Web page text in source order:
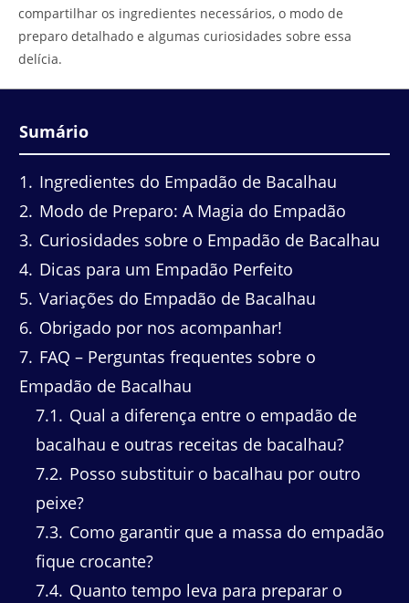
compartilhar os ingredientes necessários, o modo de
preparo detalhado e algumas curiosidades sobre essa
delícia.
Sumário
1
Ingredientes do Empadão de Bacalhau
2 Modo de Preparo: A Magia do Empadão
3 Curiosidades sobre o Empadão de Bacalhau
4 Dicas para um Empadão Perfeito
5 Variações do Empadão de Bacalhau
6 Obrigado por nos acompanhar!
7 FAQ – Perguntas frequentes sobre o
Empadão de Bacalhau
7.1
Qual a diferença entre o empadão de
bacalhau e outras receitas de bacalhau?
7.2 Posso substituir o bacalhau por outro
peixe?
7.3 Como garantir que a massa do empadão
fique crocante?
7.4 Quanto tempo leva para preparar o